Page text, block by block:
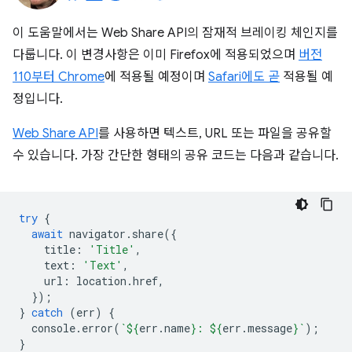
이 도움말에서는 Web Share API의 잠재적 브레이킹 체인지를
다룹니다. 이 변경사항은 이미 Firefox에 적용되었으며 버전
110부터 Chrome에 적용될 예정이며 Safari에도 곧 적용될 예
정입니다.
Web Share API를 사용하면 텍스트, URL 또는 파일을 공유할
수 있습니다. 가장 간단한 형태의 공유 코드는 다음과 같습니다.
try {
await navigator . share({
title : 'Title' ,
text : 'Text' ,
url : location .href,
});
} catch (err)
{
console. error( `${err .name} : ${err .message} ` );
}